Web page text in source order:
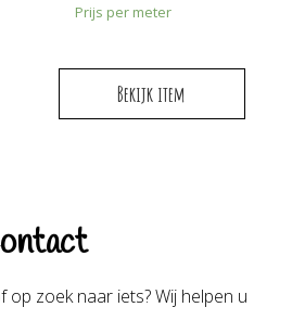
Prijs per meter
Bekijk item
op zoek naar iets? Wij helpen u